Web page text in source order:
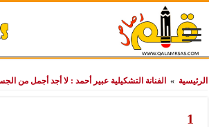
الرئيسية » الفنانة التشكيلية عبير أحمد : لا أجد أجمل من
1